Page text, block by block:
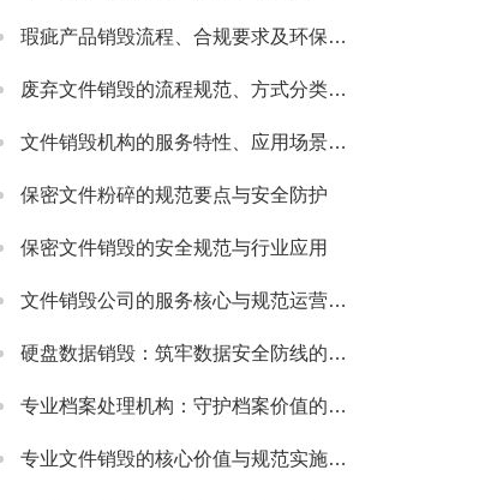
瑕疵产品销毁流程、合规要求及环保处理指南
废弃文件销毁的流程规范、方式分类及安全注意事项
文件销毁机构的服务特性、应用场景及选型要点解析
保密文件粉碎的规范要点与安全防护
保密文件销毁的安全规范与行业应用
文件销毁公司的服务核心与规范运营要点
硬盘数据销毁：筑牢数据安全防线的关键举措
专业档案处理机构：守护档案价值的规范化服务载体
专业文件销毁的核心价值与规范实施指南